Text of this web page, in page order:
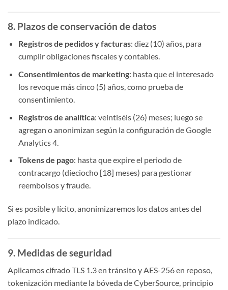
8. Plazos de conservación de datos
Registros de pedidos y facturas: diez (10) años, para
cumplir obligaciones fiscales y contables.
Consentimientos de marketing: hasta que el interesado
los revoque más cinco (5) años, como prueba de
consentimiento.
Registros de analítica: veintiséis (26) meses; luego se
agregan o anonimizan según la configuración de Google
Analytics 4.
Tokens de pago: hasta que expire el periodo de
contracargo (dieciocho [18] meses) para gestionar
reembolsos y fraude.
Si es posible y lícito, anonimizaremos los datos antes del
plazo indicado.
9. Medidas de seguridad
Aplicamos cifrado TLS 1.3 en tránsito y AES-256 en reposo,
tokenización mediante la bóveda de CyberSource, principio